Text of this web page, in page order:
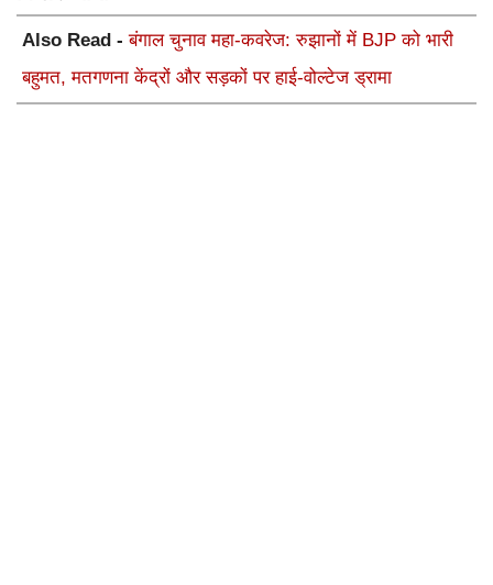
Also Read -बंगाल चुनाव महा-कवरेज: रुझानों में BJP को भारी
बहुमत, मतगणना केंद्रों और सड़कों पर हाई-वोल्टेज ड्रामा